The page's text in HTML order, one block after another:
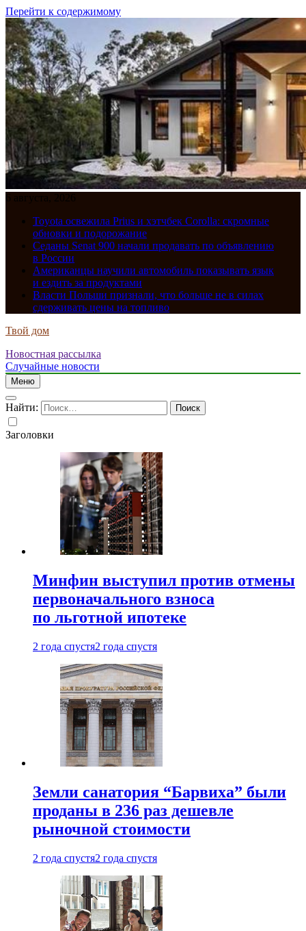
Перейти к содержимому
6 августа, 2026
Toyota освежила Prius и хэтчбек Corolla: скромные
обновки и подорожание
Седаны Senat 900 начали продавать по объявлению
в России
Американцы научили автомобиль показывать язык
и ездить за продуктами
Власти Польши признали, что больше не в силах
сдерживать цены на топливо
Твой дом
Новостная рассылка
Случайные новости
Меню
Найти:
Заголовки
Минфин выступил против отмены
первоначального взноса
по льготной ипотеке
2 года спустя2 года спустя
Земли санатория “Барвиха” были
проданы в 236 раз дешевле
рыночной стоимости
2 года спустя2 года спустя